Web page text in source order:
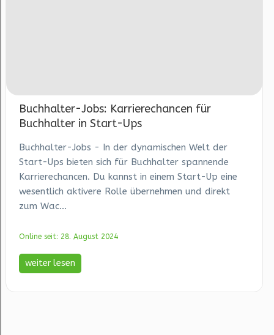
Buchhalter-Jobs: Karrierechancen für
Buchhalter in Start-Ups
Buchhalter-Jobs - In der dynamischen Welt der
Start-Ups bieten sich für Buchhalter spannende
Karrierechancen. Du kannst in einem Start-Up eine
wesentlich aktivere Rolle übernehmen und direkt
zum Wac...
Online seit: 28. August 2024
weiter lesen